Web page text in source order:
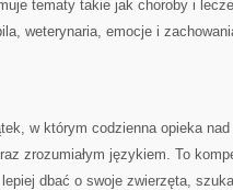
tematy takie jak choroby i
weterynaria, emocje i
w którym codzienna opieka
zrozumiałym językiem. To
dbać o swoje zwierzęta,